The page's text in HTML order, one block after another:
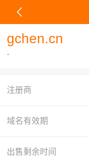
gchen.cn
-
注册商
域名有效期
出售剩余时间